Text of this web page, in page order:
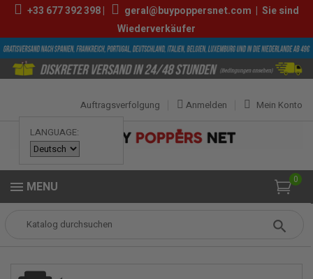
+33 677 392 398| geral@buypoppersnet.com | Sie sind
Wiederverkäufer
LANGUAGE:
Mein Konto
Anmelden
Auftragsverfolgung
0
MENU
POPPERS Rise Up Extreme Formula 10ml